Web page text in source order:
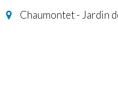
Chaumontet - Jardin